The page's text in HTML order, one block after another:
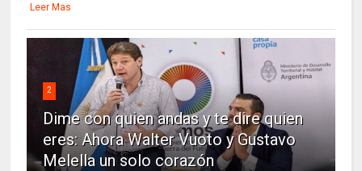
Leer Mas
2
Dime con quien andas y te dire quien
eres: Ahora Walter Vuoto y Gustavo
Melella un solo corazón